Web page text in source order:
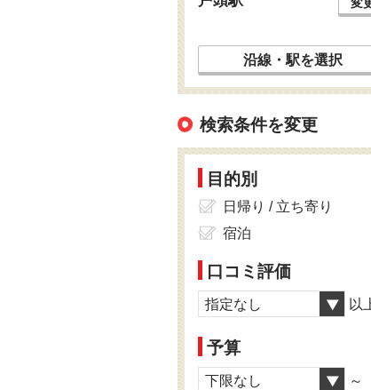
沿線・駅を選択
検索条件を変更
目的別
日帰り / 立ち寄り
宿泊
口コミ評価
指定なし 以
予算
下限なし ～